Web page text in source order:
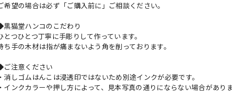
希望の場合は必ず「ご購入前に」ご相談ください。
猫堂ハンコのこだわり
とつひとつ丁寧に手彫りして作っています。
ち手の木材は指が痛まないよう角を削っております。
注意ください
・消しゴムはんこは浸透印ではないため別途インクが必要です。
・インクカラーや押し方によって、見本写真の通りにならない場合がありま